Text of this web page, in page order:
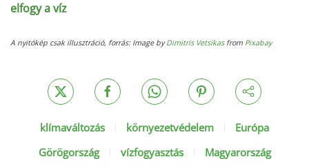
elfogy a víz
A nyitókép csak illusztráció, forrás: Image byDimitris Vetsikasfrom Pixabay
klímaváltozás környezetvédelem
Európa
Görögország
vízfogyasztás
Magyarország